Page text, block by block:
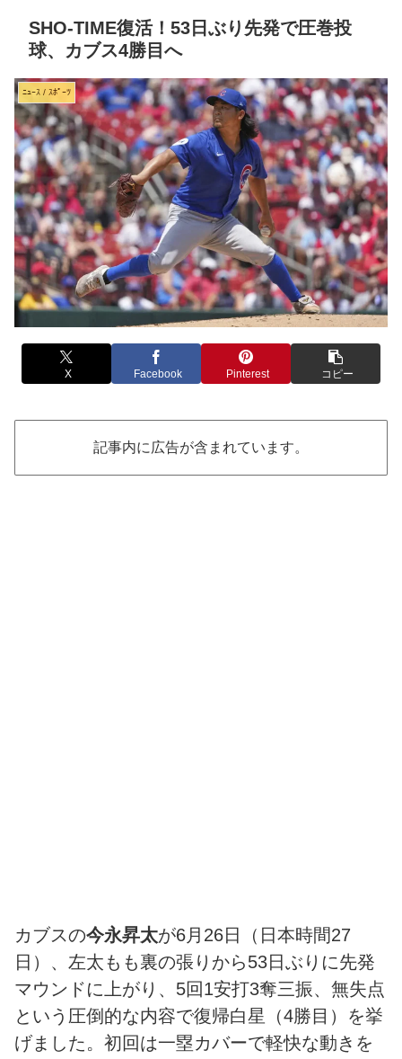
SHO‑TIME復活！53日ぶり先発で圧巻投
球、カブス4勝目へ
ﾆｭｰｽ / ｽﾎﾟｰﾂ
X Facebook Pinterest コピー
記事内に広告が含まれています。
カブスの今永昇太が6月26日（日本時間27
日）、左太もも裏の張りから53日ぶりに先発
マウンドに上がり、5回1安打3奪三振、無失点
という圧倒的な内容で復帰白星（4勝目）を挙
げました。初回は一塁カバーで軽快な動きを